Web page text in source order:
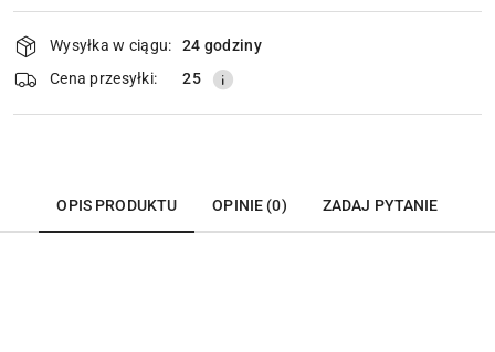
Dostępność
i
dostawa
Wysyłka w ciągu:
24 godziny
Cena przesyłki:
25
OPIS PRODUKTU OPINIE (0) ZADAJ PYTANIE